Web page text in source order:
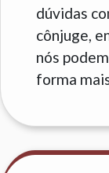
dúvidas
cônjuge,
nós
forma